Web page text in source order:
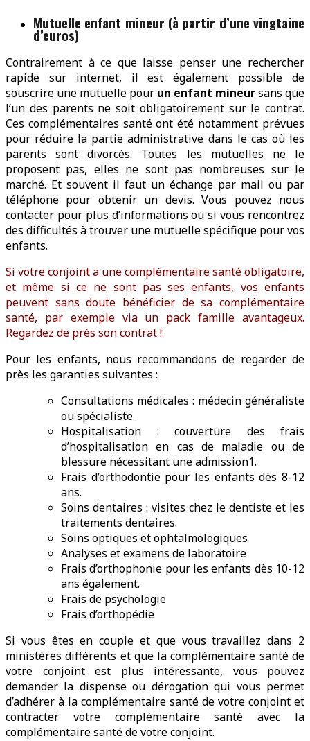
Mutuelle enfant mineur (à partir d’une vingtaine
d’euros)
Contrairement à ce que laisse penser une rechercher
rapide sur internet, il est également possible de
souscrire une mutuelle pour un enfant mineursans que
l’un des parents ne soit obligatoirement sur le contrat.
Ces complémentaires santé ont été notamment prévues
pour réduire la partie administrative dans le cas où les
parents sont divorcés. Toutes les mutuelles ne le
proposent pas, elles ne sont pas nombreuses sur le
marché. Et souvent il faut un échange par mail ou par
téléphone pour obtenir un devis. Vous pouvez nous
contacter pour plus d’informations ou si vous rencontrez
des difficultés à trouver une mutuelle spécifique pour vos
enfants.
Si votre conjoint a une complémentaire santé obligatoire,
et même si ce ne sont pas ses enfants, vos enfants
peuvent sans doute bénéficier de sa complémentaire
santé, par exemple via un pack famille avantageux.
Regardez de près son contrat !
Pour les enfants, nous recommandons de regarder de
près les garanties suivantes :
Consultations médicales : médecin généraliste
ou spécialiste.
Hospitalisation : couverture des frais
d’hospitalisation en cas de maladie ou de
blessure nécessitant une admission1.
Frais d’orthodontie pour les enfants dès 8-12
ans.
Soins dentaires : visites chez le dentiste et les
traitements dentaires.
Soins optiques et ophtalmologiques
Analyses et examens de laboratoire
Frais d’orthophonie pour les enfants dès 10-12
ans également.
Frais de psychologie
Frais d’orthopédie
Si vous êtes en couple et que vous travaillez dans 2
ministères différents et que la complémentaire santé de
votre conjoint est plus intéressante, vous pouvez
demander la dispense ou dérogation qui vous permet
d’adhérer à la complémentaire santé de votre conjoint et
contracter votre complémentaire santé avec la
complémentaire santé de votre conjoint.